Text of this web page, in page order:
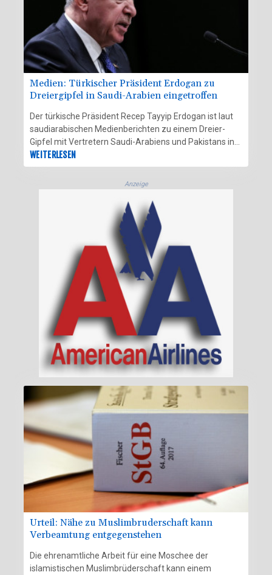
Medien: Türkischer Präsident Erdogan zu
Dreiergipfel in Saudi-Arabien eingetroffen
Der türkische Präsident Recep Tayyip Erdogan ist laut
saudiarabischen Medienberichten zu einem Dreier-
Gipfel mit Vertretern Saudi-Arabiens und Pakistans in
der saudiarabischen Stadt Dschidda eingetroffen.
Erdogan kam am Freitag in der Hafenstadt am Roten
Meer an, wie der saudiarabische Fernsehsender
Alechbarija berichtete. Dort will er nach Angaben aus
saudiarabischen Regierungs- und Armeekreisen mit
dem saudiarabischen Kronprinzen Mohammed bin
Salman und dem pakistanischen Regierungschef
Shebaz Sharif einen Verteidigungspakt schließen.
WEITERLESEN
Anzeige
Urteil: Nähe zu Muslimbruderschaft kann
Verbeamtung entgegenstehen
Die ehrenamtliche Arbeit für eine Moschee der
islamistischen Muslimbrüderschaft kann einem